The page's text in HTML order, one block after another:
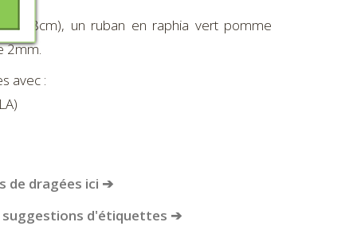
un ruban en raphia vert pomme
2mm.
avec :
de dragées ici ➔
suggestions d'étiquettes ➔